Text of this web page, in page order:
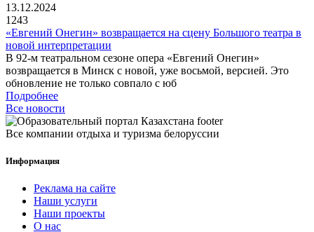
13.12.2024
1243
«Евгений Онегин» возвращается на сцену Большого театра в
новой интерпретации
В 92-м театральном сезоне опера «Евгений Онегин»
возвращается в Минск с новой, уже восьмой, версией. Это
обновление не только совпало с юб
Подробнее
Все новости
Все компании отдыха и туризма белоруссии
Информация
Реклама на сайте
Наши услуги
Наши проекты
О нас